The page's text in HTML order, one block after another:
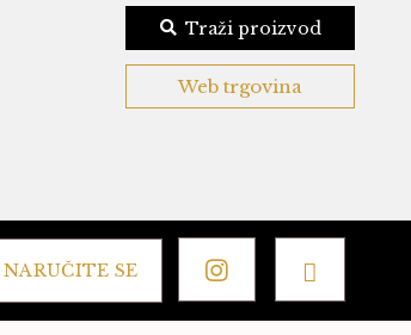
Traži proizvod
Web trgovina
NARUČITE SE